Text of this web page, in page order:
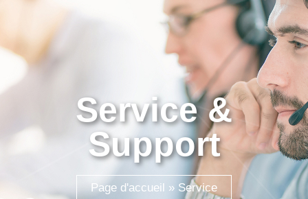
Service &
Support
Page d'accueil » Service